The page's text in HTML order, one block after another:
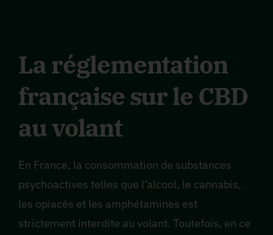
La réglementation
française sur le CBD
au volant
En France, la consommation de substances
psychoactives telles que l’alcool, le cannabis,
les opiacés et les amphétamines est
strictement interdite au volant. Toutefois, en ce